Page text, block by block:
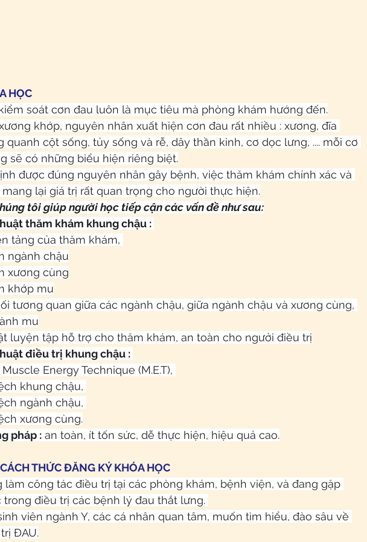
HỌC
soát cơn đau luôn là mục tiêu mà phòng khám hướng đến.
khớp, nguyên nhân xuất hiện cơn đau rất nhiều : xương, đĩa
quanh cột sống, tủy sống và rễ, dây thần kinh, cơ dọc lưng, .... mỗi cơ
sẽ có những biểu hiện riêng biệt.
được đúng nguyên nhân gây bệnh, việc thăm khám chính xác và
lại giá trị rất quan trọng cho người thực hiện.
tôi giúp người học tiếp cận các vấn đề như sau:
thăm khám khung chậu :
tảng của thăm khám,
ngành chậu
xương cùng
khớp mu
tương quan giữa các ngành chậu, giữa ngành chậu và xương cùng,
mu
luyện tập hỗ trợ cho thăm khám, an toàn cho ngưởi điều trị
điều trị khung chậu :
Energy Technique (M.E.T),
khung chậu,
ngành chậu,
xương cùng.
pháp : an toàn, ít tốn sức, dễ thực hiện, hiệu quả cao.
THỨC ĐĂNG KÝ KHÓA HỌC
làm công tác điều trị tại các phòng khám, bệnh viện, và đang gặp
trong điều trị các bệnh lý đau thắt lưng.
viên ngành Y, các cá nhân quan tâm, muốn tìm hiểu, đào sâu về
ĐAU.